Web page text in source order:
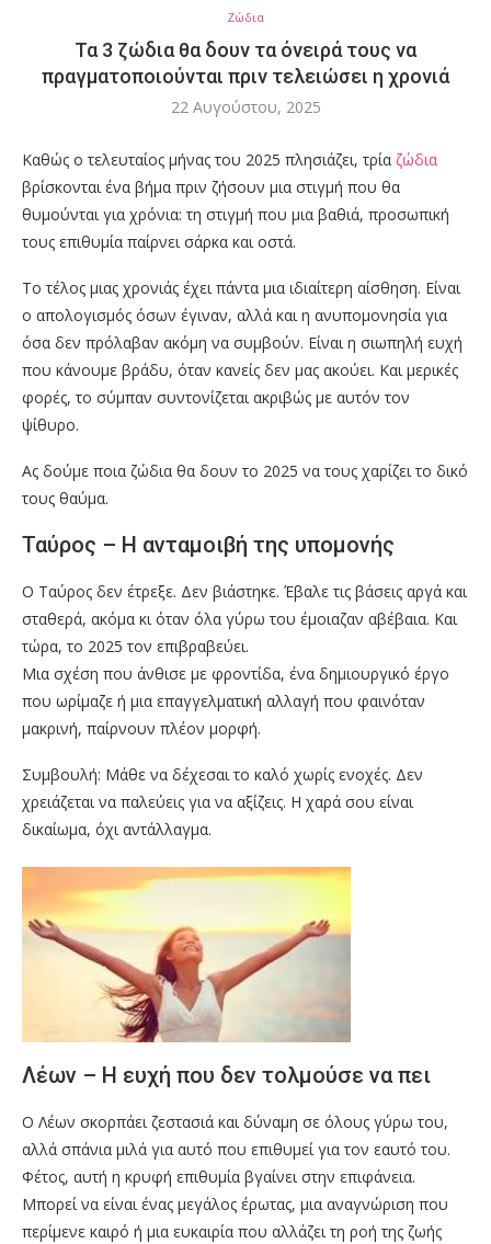
Ζώδια
Τα 3 ζώδια θα δουν τα όνειρά τους να
πραγματοποιούνται πριν τελειώσει η χρονιά
22 Αυγούστου, 2025
Καθώς ο τελευταίος μήνας του 2025 πλησιάζει, τρία ζώδια
βρίσκονται ένα βήμα πριν ζήσουν μια στιγμή που θα
θυμούνται για χρόνια: τη στιγμή που μια βαθιά, προσωπική
τους επιθυμία παίρνει σάρκα και οστά.
Το τέλος μιας χρονιάς έχει πάντα μια ιδιαίτερη αίσθηση. Είναι
ο απολογισμός όσων έγιναν, αλλά και η ανυπομονησία για
όσα δεν πρόλαβαν ακόμη να συμβούν. Είναι η σιωπηλή ευχή
που κάνουμε βράδυ, όταν κανείς δεν μας ακούει. Και μερικές
φορές, το σύμπαν συντονίζεται ακριβώς με αυτόν τον
ψίθυρο.
Ας δούμε ποια ζώδια θα δουν το 2025 να τους χαρίζει το δικό
τους θαύμα.
Ταύρος – Η ανταμοιβή της υπομονής
Ο Ταύρος δεν έτρεξε. Δεν βιάστηκε. Έβαλε τις βάσεις αργά και
σταθερά, ακόμα κι όταν όλα γύρω του έμοιαζαν αβέβαια. Και
τώρα, το 2025 τον επιβραβεύει.
Μια σχέση που άνθισε με φροντίδα, ένα δημιουργικό έργο
που ωρίμαζε ή μια επαγγελματική αλλαγή που φαινόταν
μακρινή, παίρνουν πλέον μορφή.
Συμβουλή: Μάθε να δέχεσαι το καλό χωρίς ενοχές. Δεν
χρειάζεται να παλεύεις για να αξίζεις. Η χαρά σου είναι
δικαίωμα, όχι αντάλλαγμα.
Λέων – Η ευχή που δεν τολμούσε να πει
Ο Λέων σκορπάει ζεστασιά και δύναμη σε όλους γύρω του,
αλλά σπάνια μιλά για αυτό που επιθυμεί για τον εαυτό του.
Φέτος, αυτή η κρυφή επιθυμία βγαίνει στην επιφάνεια.
Μπορεί να είναι ένας μεγάλος έρωτας, μια αναγνώριση που
περίμενε καιρό ή μια ευκαιρία που αλλάζει τη ροή της ζωής